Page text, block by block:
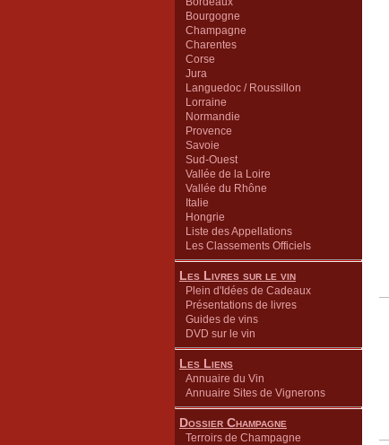
Bourgogne
Champagne
Charentes
Corse
Jura
Languedoc / Roussillon
Lorraine
Normandie
Provence
Savoie
Sud-Ouest
Vallée de la Loire
Vallée du Rhône
Italie
Hongrie
Liste des Appellations
Les Classements Officiels
Les Livres sur le vin
Plein d'Idées de Cadeaux
Présentations de livres
Guides de vins
DVD sur le vin
Les Liens
Annuaire du Vin
Annuaire Sites de Vignerons
Dossier Champagne
Terroirs de Champagne